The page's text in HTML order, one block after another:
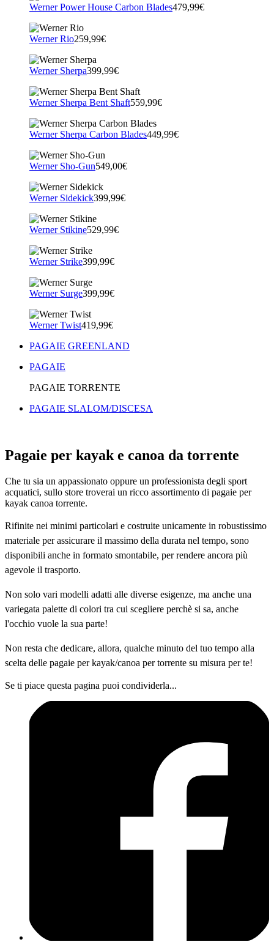
Werner Power House Carbon Blades479,99€
Werner Rio259,99€
Werner Sherpa399,99€
Werner Sherpa Bent Shaft559,99€
Werner Sherpa Carbon Blades449,99€
Werner Sho-Gun549,00€
Werner Sidekick399,99€
Werner Stikine529,99€
Werner Strike399,99€
Werner Surge399,99€
Werner Twist419,99€
PAGAIE GREENLAND
PAGAIE
PAGAIE TORRENTE
PAGAIE SLALOM/DISCESA
Pagaie per kayak e canoa da torrente
Che tu sia un appassionato oppure un professionista degli sport
acquatici, sullo store troverai un ricco assortimento di pagaie per
kayak canoa torrente.
Rifinite nei minimi particolari e costruite unicamente in robustissimo
materiale per assicurare il massimo della durata nel tempo, sono
disponibili anche in formato smontabile, per rendere ancora più
agevole il trasporto.
Non solo vari modelli adatti alle diverse esigenze, ma anche una
variegata palette di colori tra cui scegliere perchè si sa, anche
l'occhio vuole la sua parte!
Non resta che dedicare, allora, qualche minuto del tuo tempo alla
scelta delle pagaie per kayak/canoa per torrente su misura per te!
Se ti piace questa pagina puoi condividerla...